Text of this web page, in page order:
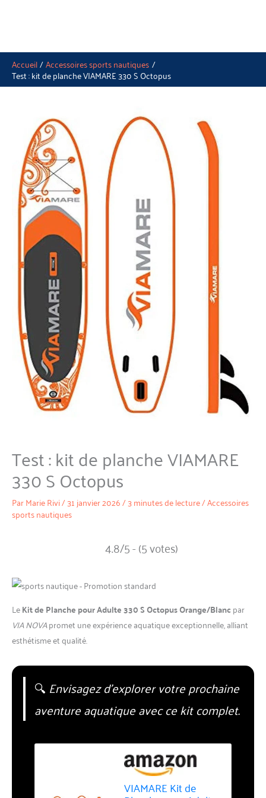
Accueil Accessoires sports nautiques
Test : kit de planche VIAMARE 330 S Octopus
Test : kit de planche VIAMARE
330 S Octopus
ParMarie Rivi/31 janvier 2026/3 minutes de lecture/Accessoires
sports nautiques
4.8/5 - (5 votes)
LeKit de Planche pour Adulte 330 S Octopus Orange/Blanc par
VIA NOVApromet une expérience aquatique exceptionnelle, alliant
esthétisme et qualité.
🔍 Envisagez d’explorer votre prochaine
aventure aquatique avec ce kit complet.
VIAMARE Kit de